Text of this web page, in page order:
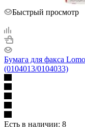
Быстрый просмотр
Бумага для факса
(0104013/0104033)
Есть в наличии: 8